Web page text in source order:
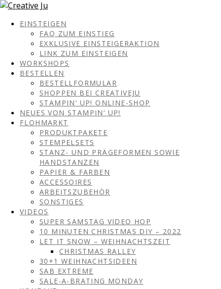
EINSTEIGEN
FAQ ZUM EINSTIEG
EXKLUSIVE EINSTEIGERAKTION
LINK ZUM EINSTEIGEN
WORKSHOPS
BESTELLEN
BESTELLFORMULAR
SHOPPEN BEI CREATIVEJU
STAMPIN‘ UP! ONLINE-SHOP
NEUES VON STAMPIN‘ UP!
FLOHMARKT
PRODUKTPAKETE
STEMPELSETS
STANZ- UND PRÄGEFORMEN SOWIE
HANDSTANZEN
PAPIER & FARBEN
ACCESSOIRES
ARBEITSZUBEHÖR
SONSTIGES
VIDEOS
SUPER SAMSTAG VIDEO HOP
10 MINUTEN CHRISTMAS DIY – 2022
LET IT SNOW – WEIHNACHTSZEIT
CHRISTMAS RALLEY
30+1 WEIHNACHTSIDEEN
SAB EXTREME
SALE-A-BRATING MONDAY